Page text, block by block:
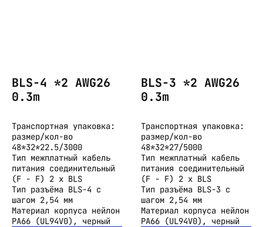
BLS-4 *2 AWG26
0.3m
Транспортная упаковка:
размер/кол-во
48*32*22.5/3000
Тип межплатный кабель
питания соединительный
(F - F) 2 x BLS
Тип разъёма BLS-4 с
шагом 2,54 мм
Материал корпуса нейлон
PA66 (UL94V0), черный
BLS-3 *2 AWG26
0.3m
Транспортная упаковка:
размер/кол-во
48*32*27/5000
Тип межплатный кабель
питания соединительный
(F - F) 2 x BLS
Тип разъёма BLS-3 с
шагом 2,54 мм
Материал корпуса нейлон
PA66 (UL94V0), черный